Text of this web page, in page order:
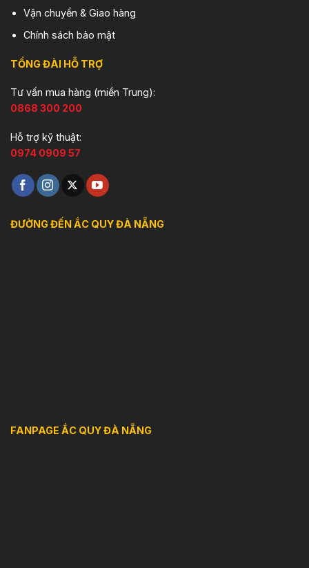
Vận chuyển & Giao hàng
Chính sách bảo mật
TỔNG ĐÀI HỖ TRỢ
Tư vấn mua hàng (miền Trung):
0868 300 200
Hỗ trợ kỹ thuật:
0974 0909 57
ĐƯỜNG ĐẾN ẮC QUY ĐÀ NẴNG
FANPAGE ẮC QUY ĐÀ NẴNG